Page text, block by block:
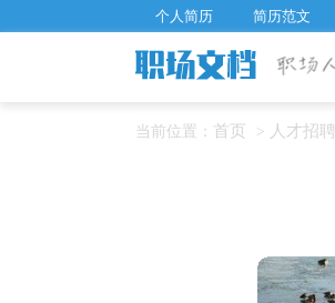
个人简历 简历范文
当前位置： 首页 > 人才招聘